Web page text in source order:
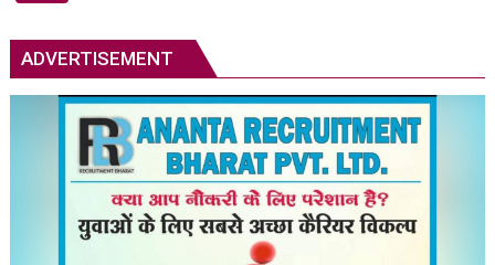
देश
का
शिक्षा
मंत्री
–
बाबा
रामदेव
ADVERTISEMENT